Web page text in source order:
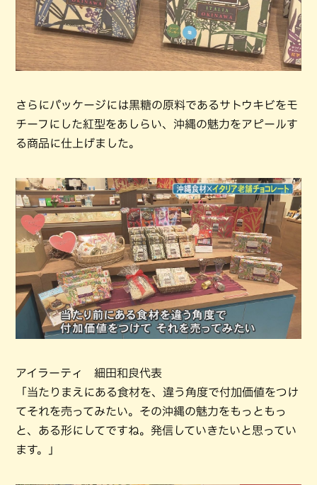
さらにパッケージには黒糖の原料であるサトウキビをモ
チーフにした紅型をあしらい、沖縄の魅力をアピールす
る商品に仕上げました。
アイラーティ 細田和良代表
「当たりまえにある食材を、違う角度で付加価値をつけ
てそれを売ってみたい。その沖縄の魅力をもっともっ
と、ある形にしてですね。発信していきたいと思ってい
ます。」